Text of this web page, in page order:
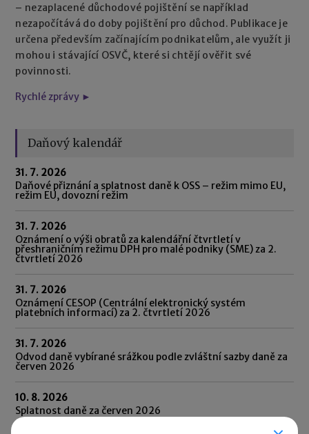
– nezaplacené důchodové pojištění se například
nezapočítává do doby pojištění pro důchod. Publikace je
určena především začínajícím podnikatelům, ale využít ji
mohou i stávající OSVČ, které si chtějí ověřit své
povinnosti.
Rychlé zprávy ►
Daňový kalendář
31. 7. 2026
Daňové přiznání a splatnost daně k OSS – režim mimo EU,
režim EU, dovozní režim
31. 7. 2026
Oznámení o výši obratů za kalendářní čtvrtletí v
přeshraničním režimu DPH pro malé podniky (SME) za 2.
čtvrtletí 2026
31. 7. 2026
Oznámení CESOP (Centrální elektronický systém
platebních informací) za 2. čtvrtletí 2026
31. 7. 2026
Odvod daně vybírané srážkou podle zvláštní sazby daně za
červen 2026
10. 8. 2026
Splatnost daně za červen 2026